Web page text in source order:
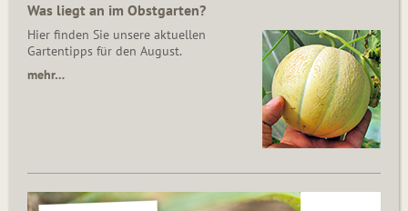
Was liegt an im Obstgarten?
Hier finden Sie unsere aktuellen
Gartentipps für den August.
mehr…